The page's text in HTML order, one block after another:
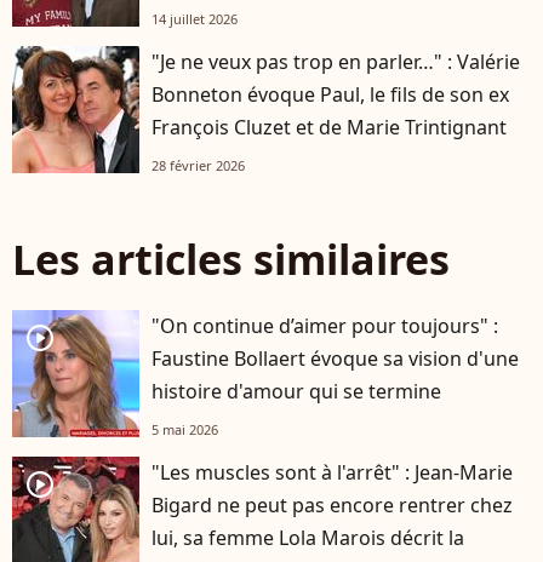
14 juillet 2026
"Je ne veux pas trop en parler…" : Valérie
Bonneton évoque Paul, le fils de son ex
François Cluzet et de Marie Trintignant
28 février 2026
Les articles similaires
player2
"On continue d’aimer pour toujours" :
Faustine Bollaert évoque sa vision d'une
histoire d'amour qui se termine
5 mai 2026
player2
"Les muscles sont à l'arrêt" : Jean-Marie
Bigard ne peut pas encore rentrer chez
lui, sa femme Lola Marois décrit la